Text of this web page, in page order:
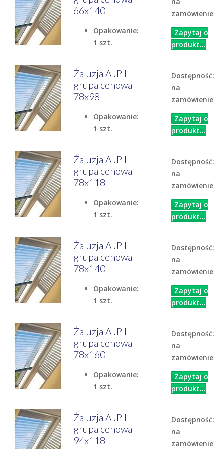
66x140
Opakowanie:
1 szt.
zamówienie
Zapytaj o
produkt...
Żaluzja AJP II
grupa cenowa
78x98
Opakowanie:
1 szt.
Dostępność:
na
zamówienie
Zapytaj o
produkt...
Żaluzja AJP II
grupa cenowa
78x118
Opakowanie:
1 szt.
Dostępność:
na
zamówienie
Zapytaj o
produkt...
Żaluzja AJP II
grupa cenowa
78x140
Opakowanie:
1 szt.
Dostępność:
na
zamówienie
Zapytaj o
produkt...
Żaluzja AJP II
grupa cenowa
78x160
Opakowanie:
1 szt.
Dostępność:
na
zamówienie
Zapytaj o
produkt...
Żaluzja AJP II
grupa cenowa
94x118
Dostępność:
na
zamówienie